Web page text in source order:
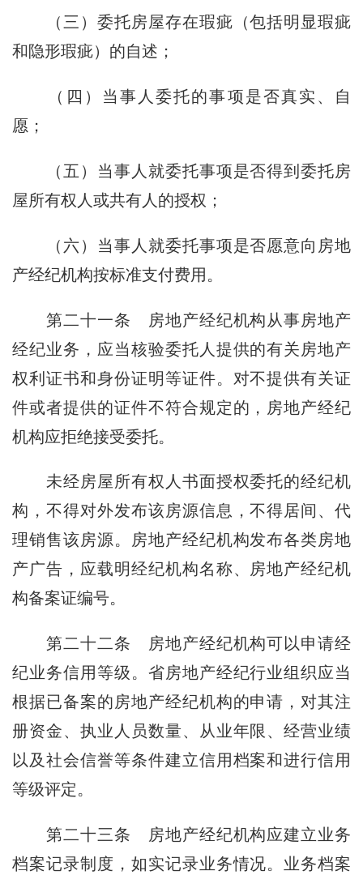
（三）委托房屋存在瑕疵（包括明显瑕疵
和隐形瑕疵）的自述；
（四）当事人委托的事项是否真实、自
愿；
（五）当事人就委托事项是否得到委托房
屋所有权人或共有人的授权；
（六）当事人就委托事项是否愿意向房地
产经纪机构按标准支付费用。
第二十一条 房地产经纪机构从事房地产
经纪业务，应当核验委托人提供的有关房地产
权利证书和身份证明等证件。对不提供有关证
件或者提供的证件不符合规定的，房地产经纪
机构应拒绝接受委托。
未经房屋所有权人书面授权委托的经纪机
构，不得对外发布该房源信息，不得居间、代
理销售该房源。房地产经纪机构发布各类房地
产广告，应载明经纪机构名称、房地产经纪机
构备案证编号。
第二十二条
房地产经纪机构可以申请经
纪业务信用等级。省房地产经纪行业组织应当
根据已备案的房地产经纪机构的申请，对其注
册资金、执业人员数量、从业年限、经营业绩
以及社会信誉等条件建立信用档案和进行信用
等级评定。
第二十三条 房地产经纪机构应建立业务
档案记录制度，如实记录业务情况。业务档案